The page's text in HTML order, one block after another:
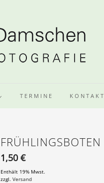
TERMINE KONTAKT
FRÜHLINGSBOTEN
1,50€
Enthält 19% Mwst.
zzgl.Versand